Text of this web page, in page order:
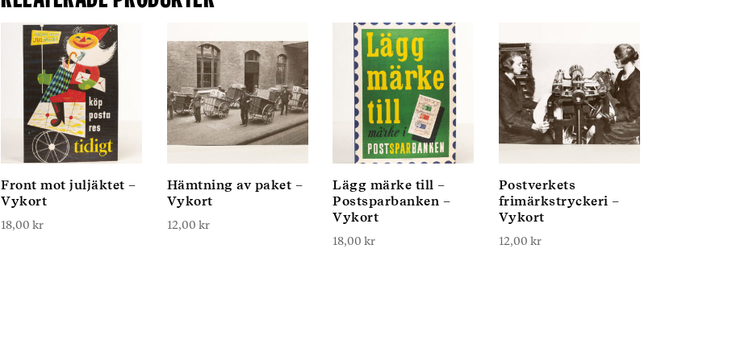
Front mot juljäktet –
Vykort
18,00 kr
Hämtning av paket –
Vykort
12,00 kr
Lägg märke till –
Postsparbanken –
Vykort
18,00 kr
Postverkets
frimärkstryckeri –
Vykort
12,00 kr